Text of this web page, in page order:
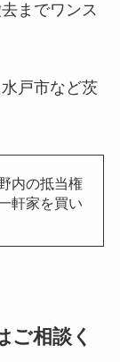
までワンス
戸市など茨
内の抵当権
軒家を買い
ご相談く